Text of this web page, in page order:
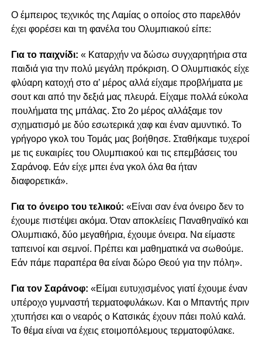
Ο έμπειρος τεχνικός της Λαμίας ο οποίος στο παρελθόν
έχει φορέσει και τη φανέλα του Ολυμπιακού είπε:
Για το παιχνίδι: « Καταρχήν να δώσω συγχαρητήρια στα
παιδιά για την πολύ μεγάλη πρόκριση. Ο Ολυμπιακός είχε
φλύαρη κατοχή στο α’ μέρος αλλά είχαμε προβλήματα με
σουτ και από την δεξιά μας πλευρά. Είχαμε πολλά εύκολα
πουλήματα της μπάλας. Στο 2ο μέρος αλλάξαμε τον
σχηματισμό με δύο εσωτερικά χαφ και έναν αμυντικό. Το
γρήγορο γκολ του Τομάς μας βοήθησε. Σταθήκαμε τυχεροί
με τις ευκαιρίες του Ολυμπιακού και τις επεμβάσεις του
Σαράνοφ. Εάν είχε μπει ένα γκολ όλα θα ήταν
διαφορετικά».
Για το όνειρο του τελικού: «Είναι σαν ένα όνειρο δεν το
έχουμε πιστέψει ακόμα. Όταν αποκλείεις Παναθηναϊκό και
Ολυμπιακό, δύο μεγαθήρια, έχουμε όνειρα. Να είμαστε
ταπεινοί και σεμνοί. Πρέπει και μαθηματικά να σωθούμε.
Εάν πάμε παραπέρα θα είναι δώρο Θεού για την πόλη».
Για τον Σαράνοφ: «Είμαι ευτυχισμένος γιατί έχουμε έναν
υπέροχο γυμναστή τερματοφυλάκων. Και ο Μπαντής πριν
χτυπήσει και ο νεαρός ο Κατσικάς έχουν πάει πολύ καλά.
Το θέμα είναι να έχεις ετοιμοπόλεμους τερματοφύλακε.